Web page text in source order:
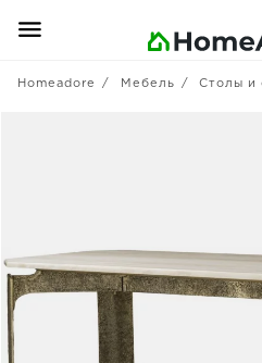
Homeadore Мебель Столы и